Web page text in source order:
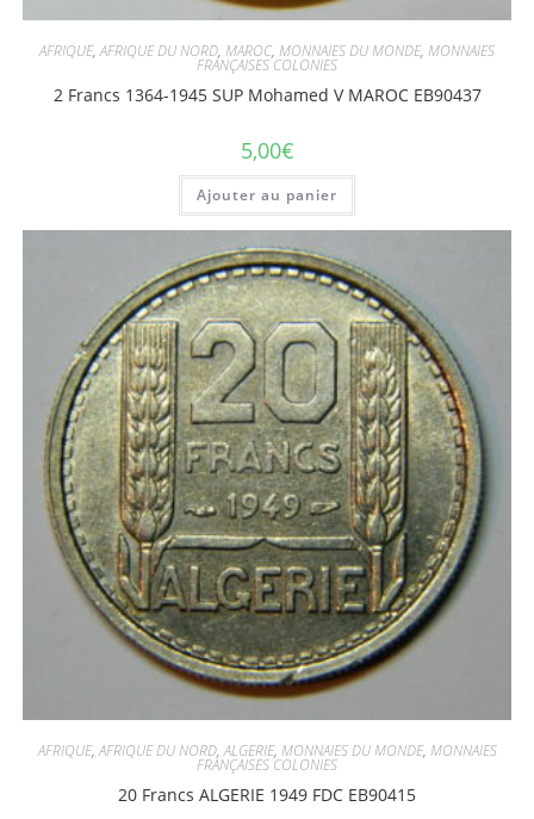
AFRIQUE,AFRIQUE DU NORD, MAROC, MONNAIES DU MONDE, MONNAIES
FRANÇAISES COLONIES
2 Francs 1364-1945 SUP Mohamed V MAROC EB90437
5,00€
Ajouter au panier
AFRIQUE,AFRIQUE DU NORD,ALGERIE, MONNAIES DU MONDE, MONNAIES
FRANÇAISES COLONIES
20 Francs ALGERIE 1949 FDC EB90415